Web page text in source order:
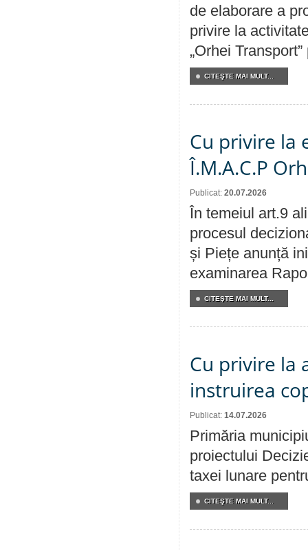
de elaborare a
privire la
„Orhei
CITEŞTE MAI MULT...
Cu privire la
Î.M.A.C.P
Publicat: 20.07.2026
În temeiul art.9
procesul
și Piețe anunță
examinarea
CITEŞTE MAI MULT...
Cu privire la
instruirea
Publicat: 14.07.2026
Primăria
proiectului
taxei lunare
CITEŞTE MAI MULT...